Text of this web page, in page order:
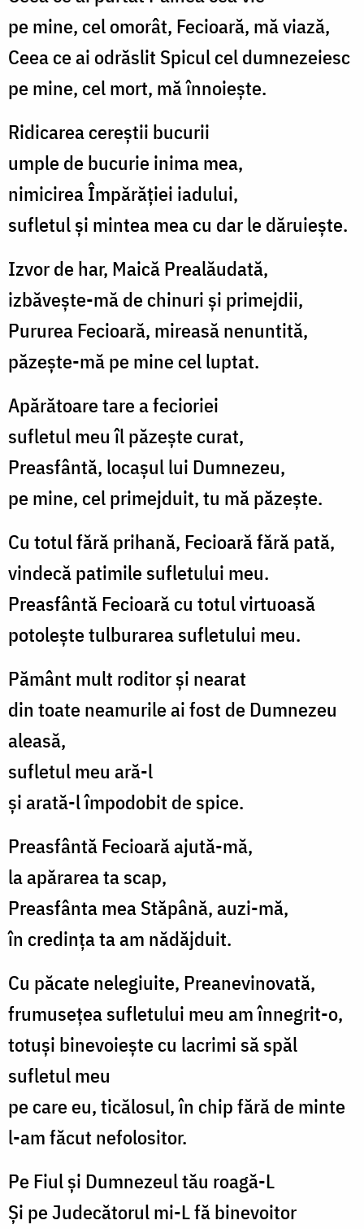
pe mine, cel omorât, Fecioară, mă viază,
Ceea ce ai odrăslit Spicul cel dumnezeiesc
pe mine, cel mort, mă înnoiește.
Ridicarea cereștii bucurii
umple de bucurie inima mea,
nimicirea Împărăției iadului,
sufletul și mintea mea cu dar le dăruiește.
Izvor de har, Maică Prealăudată,
izbăvește-mă de chinuri și primejdii,
Pururea Fecioară, mireasă nenuntită,
păzește-mă pe mine cel luptat.
Apărătoare tare a fecioriei
sufletul meu îl păzește curat,
Preasfântă, locașul lui Dumnezeu,
pe mine, cel primejduit, tu mă păzește.
Cu totul fără prihană, Fecioară fără pată,
vindecă patimile sufletului meu.
Preasfântă Fecioară cu totul virtuoasă
potolește tulburarea sufletului meu.
Pământ mult roditor și nearat
din toate neamurile ai fost de Dumnezeu
aleasă,
sufletul meu ară-l
și arată-l împodobit de spice.
Preasfântă Fecioară ajută-mă,
la apărarea ta scap,
Preasfânta mea Stăpână, auzi-mă,
în credința ta am nădăjduit.
Cu păcate nelegiuite, Preanevinovată,
frumusețea sufletului meu am înnegrit-o,
totuși binevoiește cu lacrimi să spăl
sufletul meu
pe care eu, ticălosul, în chip fără de minte
l-am făcut nefolositor.
Pe Fiul și Dumnezeul tău roagă-L
Și pe Judecătorul mi-L fă binevoitor